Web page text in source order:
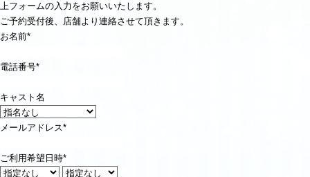
上フォームの入力をお願いいたします。
ご予約受付後、店舗より連絡させて頂きます。
お名前*
電話番号*
キャスト名
メールアドレス*
ご利用希望日時*